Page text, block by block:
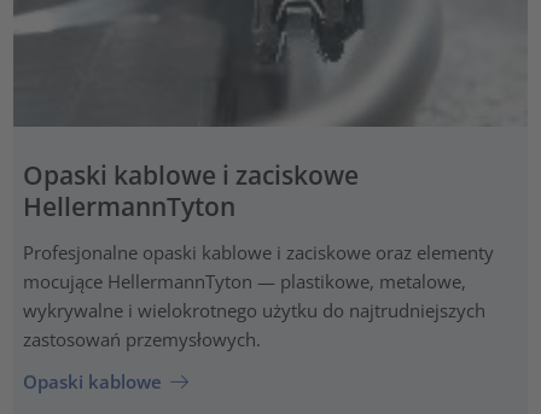
Opaski kablowe i zaciskowe
HellermannTyton
Profesjonalne opaski kablowe i zaciskowe oraz elementy
mocujące HellermannTyton — plastikowe, metalowe,
wykrywalne i wielokrotnego użytku do najtrudniejszych
zastosowań przemysłowych.
Opaski kablowe